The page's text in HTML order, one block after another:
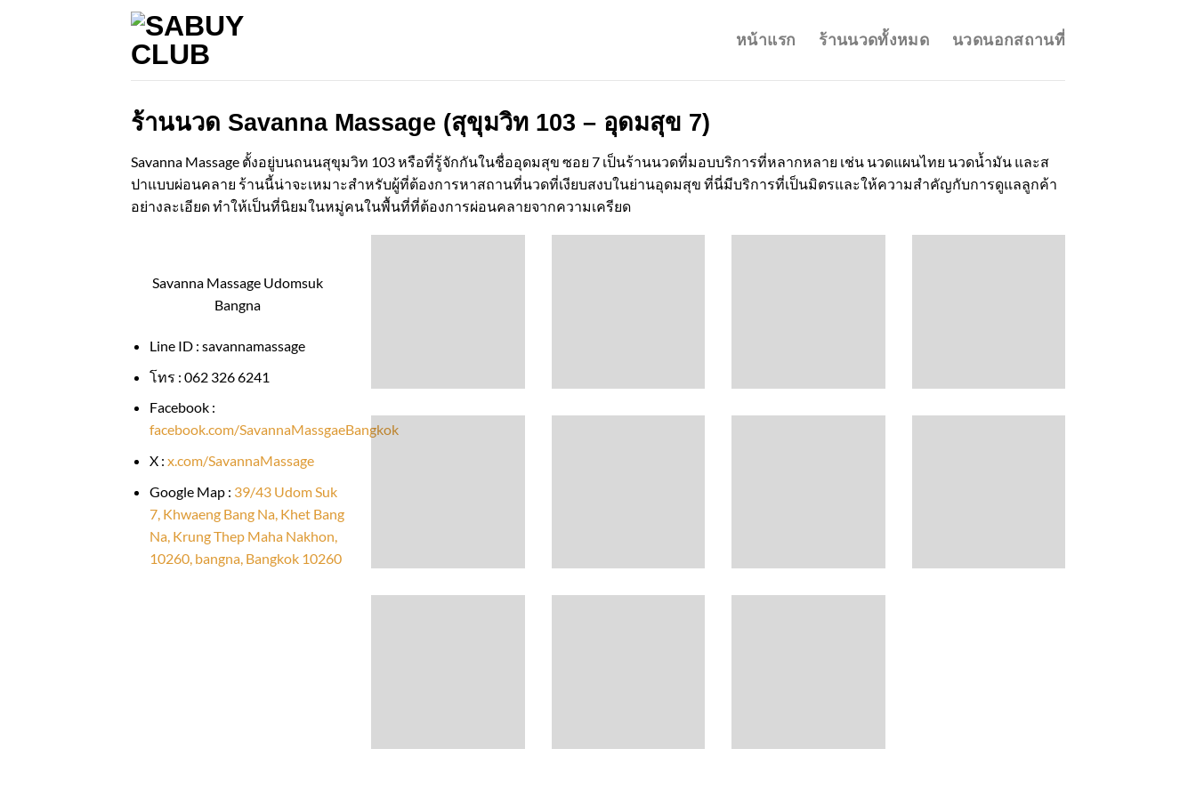
หน้าแรก ร้านนวดทั้งหมด นวดนอกสถานที่
ร้านนวด Savanna Massage (สุขุมวิท 103 – อุดมสุข 7)
Savanna Massage ตั้งอยู่บนถนนสุขุมวิท 103 หรือที่รู้จักกันในชื่ออุดมสุข ซอย 7 เป็นร้านนวดที่มอบบริการที่หลากหลาย เช่น นวดแผนไทย นวดน้ำมัน และส
ปาแบบผ่อนคลาย ร้านนี้น่าจะเหมาะสำหรับผู้ที่ต้องการหาสถานที่นวดที่เงียบสงบในย่านอุดมสุข ที่นี่มีบริการที่เป็นมิตรและให้ความสำคัญกับการดูแลลูกค้า
อย่างละเอียด ทำให้เป็นที่นิยมในหมู่คนในพื้นที่ที่ต้องการผ่อนคลายจากความเครียด
Savanna Massage Udomsuk
Bangna
Line ID : savannamassage
โทร : 062 326 6241
Facebook :
facebook.com/SavannaMassgaeBangkok
X : x.com/SavannaMassage
Google Map : 39/43 Udom Suk
7, Khwaeng Bang Na, Khet Bang
Na, Krung Thep Maha Nakhon,
10260, bangna, Bangkok 10260